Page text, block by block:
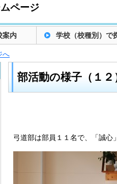
ページ
案内 学校（校種別）で
へ
部活動の様子（１
弓道部は部員１１名で、「誠心